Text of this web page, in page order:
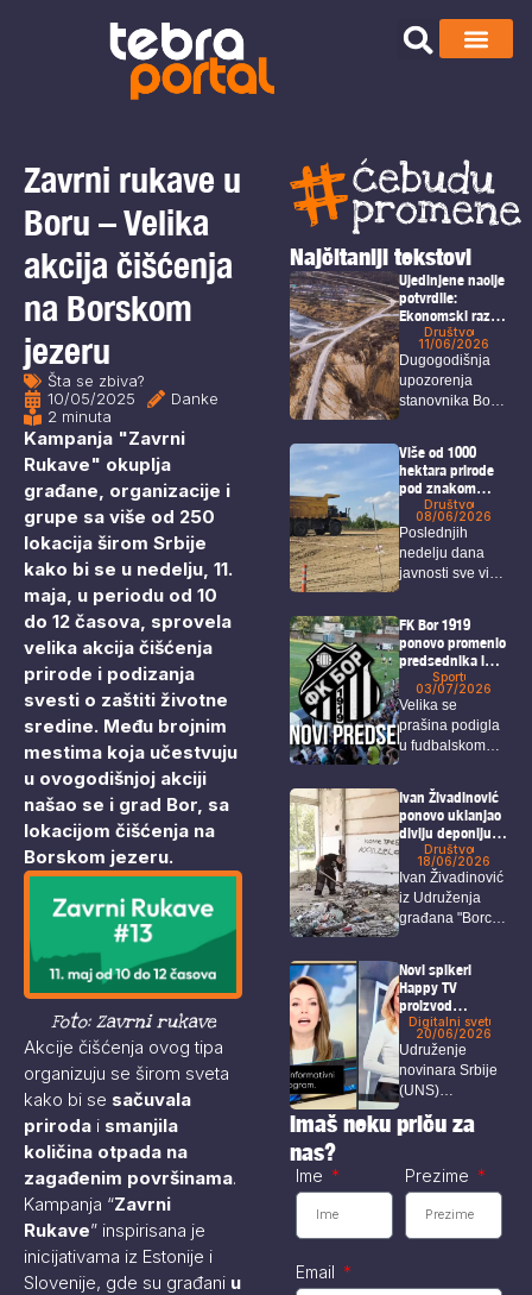
Zavrni rukave u
Boru – Velika
akcija čišćenja
na Borskom
jezeru
Šta se zbiva?
10/05/2025
Danke
2 minuta
Kampanja "Zavrni
Rukave" okuplja
građane, organizacije i
grupe sa više od 250
lokacija širom Srbije
kako bi se u nedelju, 11.
maja, u periodu od 10
do 12 časova, sprovela
velika akcija čišćenja
prirode i podizanja
svesti o zaštiti životne
sredine. Među brojnim
mestima koja učestvuju
u ovogodišnjoj akciji
našao se i grad Bor, sa
lokacijom čišćenja na
Borskom jezeru.
Foto: Zavrni rukave
Akcije čišćenja ovog tipa
organizuju se širom sveta
kako bi se sačuvala
priroda i smanjila
količina otpada na
zagađenim površinama.
Kampanja “Zavrni
Rukave” inspirisana je
inicijativama iz Estonije i
Slovenije, gde su građani u
Najčitaniji tekstovi
Ujedinjene nacije
potvrdile:
Ekonomski razvoj
u Borskom
okrugu nije
usklađen sa
zaštitom ljudskih
prava i životne
Društvo
11/06/2026
Dugogodišnja
upozorenja
stanovnika Bora,
posledicama...
Više od 1000
hektara prirode
pod znakom
pitanja: U planu
je izgradnja
velikog
rudarskog
kompleksa u
Društvo
08/06/2026
Poslednjih
nedelju dana
javnosti sve više
FK Bor 1919
ponovo promenio
predsednika i
rukovodstvo
kluba
Sport
03/07/2026
Velika se
prašina podigla
u fudbalskom
Ivan Živadinović
ponovo uklanjao
divlju deponiju
koja ugrožava i
zdravlje i
bezbednost
građana Bora
Društvo
18/06/2026
Ivan Živadinović
iz Udruženja
građana "Borci
Novi spikeri
Happy TV
proizvod
veštačke
inteligencije
Digitalni svet
20/06/2026
Udruženje
novinara Srbije
(UNS)
Happy TV nije
Imaš neku priču za
nas?
Ime Prezime
Email